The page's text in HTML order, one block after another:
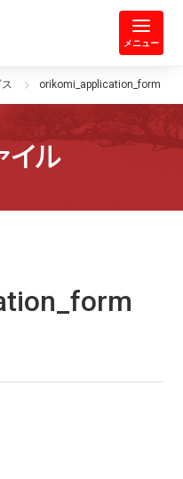
工会議所 | 人・祭り・城。
メニュー
orikomi_application_form
イル